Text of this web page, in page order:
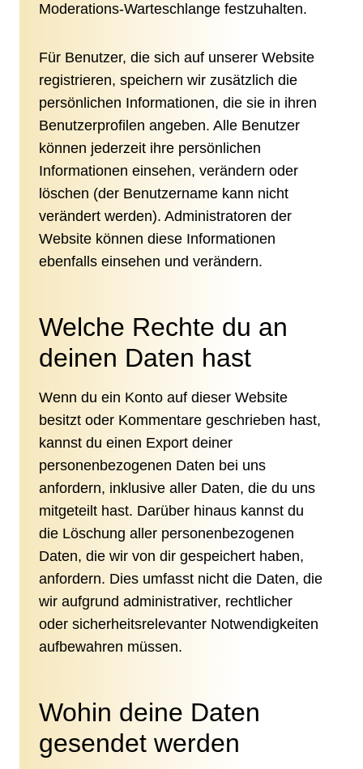
Moderations-Warteschlange festzuhalten.
Für Benutzer, die sich auf unserer Website
registrieren, speichern wir zusätzlich die
persönlichen Informationen, die sie in ihren
Benutzerprofilen angeben. Alle Benutzer
können jederzeit ihre persönlichen
Informationen einsehen, verändern oder
löschen (der Benutzername kann nicht
verändert werden). Administratoren der
Website können diese Informationen
ebenfalls einsehen und verändern.
Welche Rechte du an
deinen Daten hast
Wenn du ein Konto auf dieser Website
besitzt oder Kommentare geschrieben hast,
kannst du einen Export deiner
personenbezogenen Daten bei uns
anfordern, inklusive aller Daten, die du uns
mitgeteilt hast. Darüber hinaus kannst du
die Löschung aller personenbezogenen
Daten, die wir von dir gespeichert haben,
anfordern. Dies umfasst nicht die Daten, die
wir aufgrund administrativer, rechtlicher
oder sicherheitsrelevanter Notwendigkeiten
aufbewahren müssen.
Wohin deine Daten
gesendet werden